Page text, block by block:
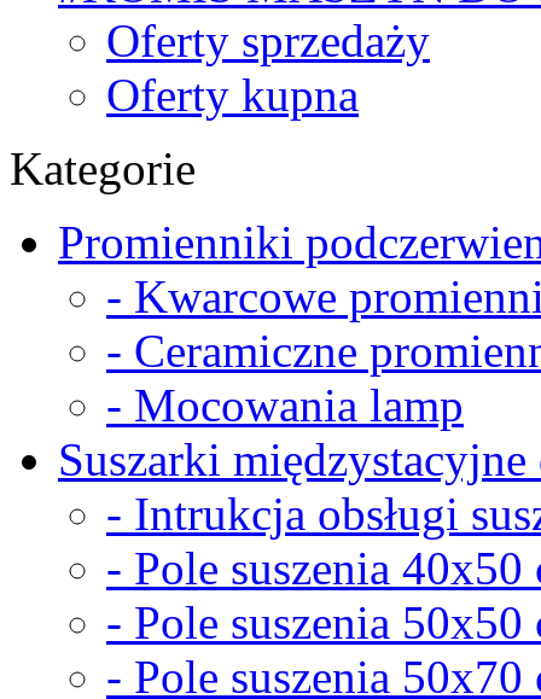
Oferty sprzedaży
Oferty kupna
Kategorie
Promienniki
- Kwarcowe
- Ceramiczne
- Mocowania lamp
Suszarki
- Intrukcja obsługi
- Pole suszenia 40x50
- Pole suszenia 50x50
- Pole suszenia 50x70